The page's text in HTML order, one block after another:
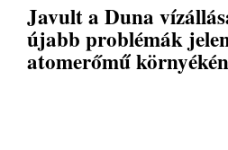
Javult a Duna
újabb problémák
atomerőmű környékén